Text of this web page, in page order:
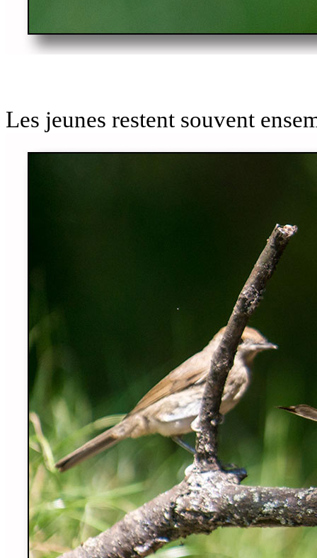
Les jeunes restent souvent